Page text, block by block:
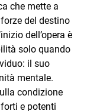
che mette a
del destino
dell’opera è
solo quando
il suo
mentale.
condizione
e potenti